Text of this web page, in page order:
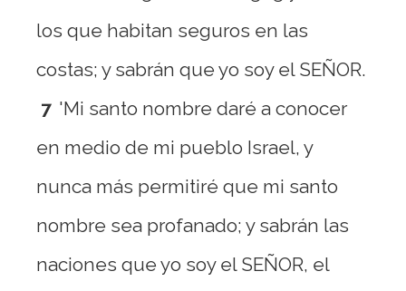
los que habitan seguros en las
costas; y sabrán que yo soy el SEÑOR.
7 'Mi santo nombre daré a conocer
en medio de mi pueblo Israel, y
nunca más permitiré que mi santo
nombre sea profanado; y sabrán las
naciones que yo soy el SEÑOR, el